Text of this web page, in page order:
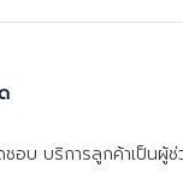
อบ บริการลูกค้าเป็นผู้